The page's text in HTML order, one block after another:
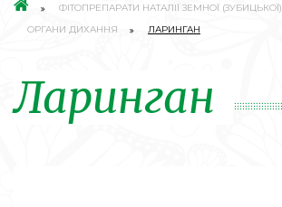
ФІТОПРЕПАРАТИ НАТАЛІЇ ЗЕМНОЇ (ЗУБИЦЬКОЇ)
ОРГАНИ ДИХАННЯ
ЛАРИНГАН
Ларинган